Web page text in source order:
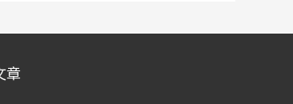
章